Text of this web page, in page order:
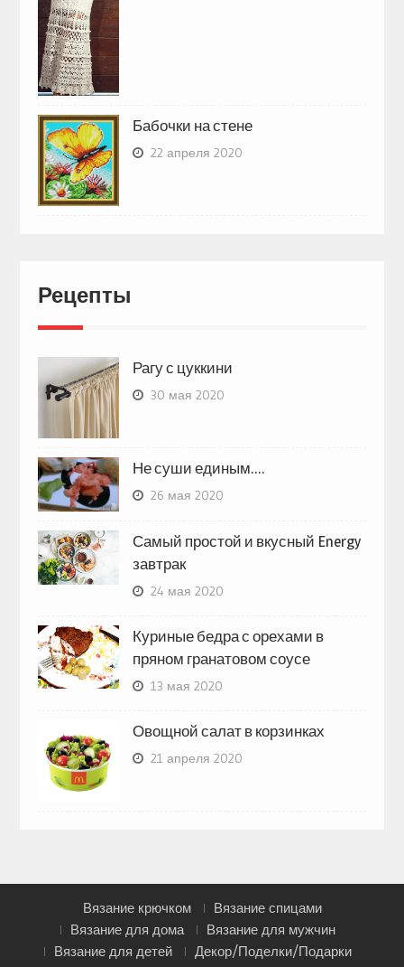
Бабочки на стене
22 апреля 2020
Рецепты
Рагу с цуккини
30 мая 2020
Не суши единым….
26 мая 2020
Самый простой и вкусный Energy
завтрак
24 мая 2020
Куриные бедра с орехами в
пряном гранатовом соусе
13 мая 2020
Овощной салат в корзинках
21 апреля 2020
Вязание крючком
Вязание спицами
Вязание для дома
Вязание для мужчин
Вязание для детей
Декор/Поделки/Подарки